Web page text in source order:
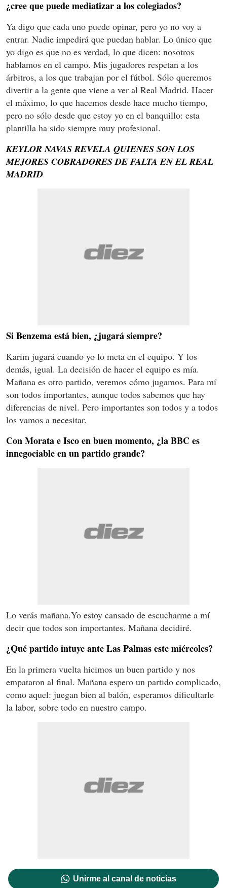
¿cree que puede mediatizar a los colegiados?
Ya digo que cada uno puede opinar, pero yo no voy a
entrar. Nadie impedirá que puedan hablar. Lo único que
yo digo es que no es verdad, lo que dicen: nosotros
hablamos en el campo. Mis jugadores respetan a los
árbitros, a los que trabajan por el fútbol. Sólo queremos
divertir a la gente que viene a ver al Real Madrid. Hacer
el máximo, lo que hacemos desde hace mucho tiempo,
pero no sólo desde que estoy yo en el banquillo: esta
plantilla ha sido siempre muy profesional.
KEYLOR NAVAS REVELA QUIENES SON LOS
MEJORES COBRADORES DE FALTA EN EL REAL
MADRID
Si Benzema está bien, ¿jugará siempre?
Karim jugará cuando yo lo meta en el equipo. Y los
demás, igual. La decisión de hacer el equipo es mía.
Mañana es otro partido, veremos cómo jugamos. Para mí
son todos importantes, aunque todos sabemos que hay
diferencias de nivel. Pero importantes son todos y a todos
los vamos a necesitar.
Con Morata e Isco en buen momento, ¿la BBC es
innegociable en un partido grande?
Lo verás mañana.Yo estoy cansado de escucharme a mí
decir que todos son importantes. Mañana decidiré.
¿Qué partido intuye ante Las Palmas este miércoles?
En la primera vuelta hicimos un buen partido y nos
empataron al final. Mañana espero un partido complicado,
como aquel: juegan bien al balón, esperamos dificultarle
la labor, sobre todo en nuestro campo.
Unirme al canal de noticias